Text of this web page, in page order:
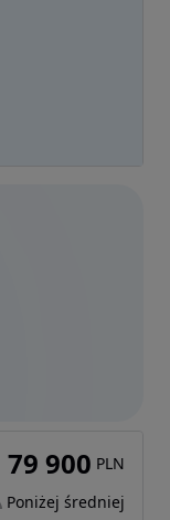
79 900 PLN
Poniżej średniej